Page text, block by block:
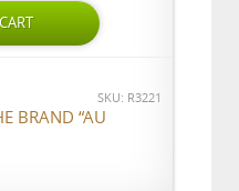
SKU: R3221
BRAND “AU